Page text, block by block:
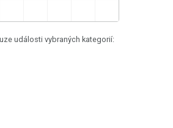
události vybraných kategorií: